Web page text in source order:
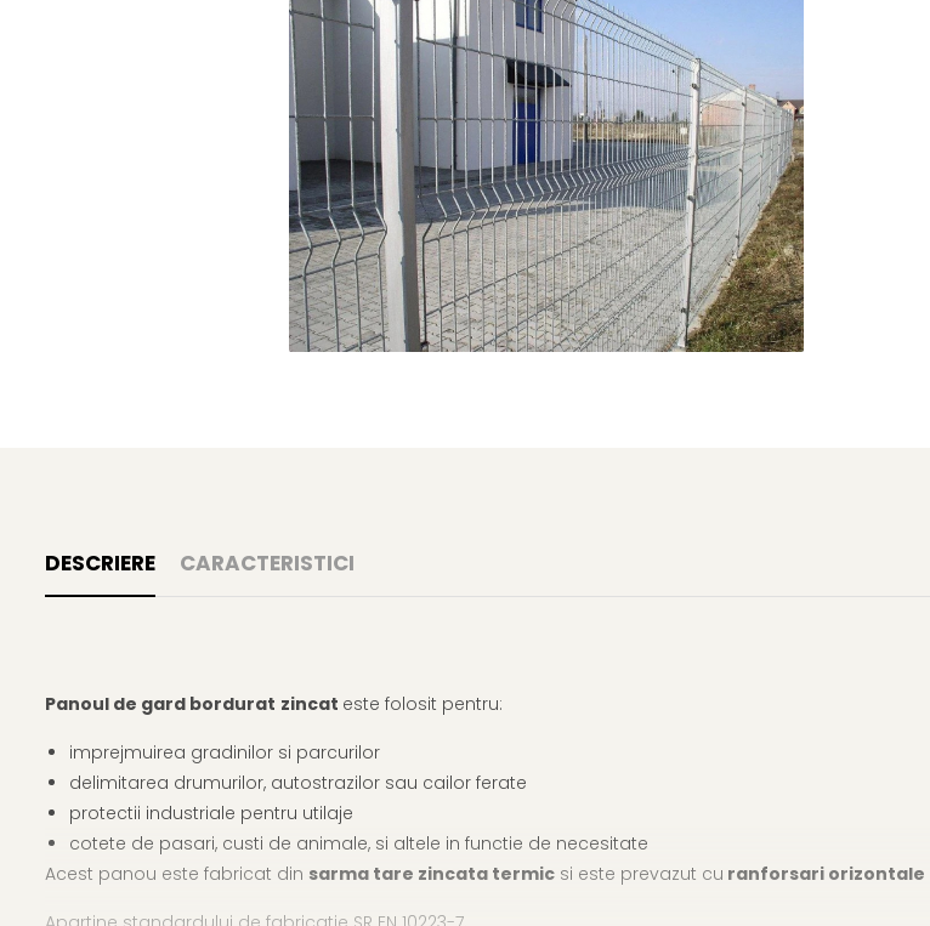
DESCRIERE CARACTERISTICI
Panoul de gard bordurat zincat este folosit pentru:
imprejmuirea gradinilor si parcurilor
delimitarea drumurilor, autostrazilor sau cailor ferate
protectii industriale pentru utilaje
cotete de pasari, custi de animale, si altele in functie de necesitate
Acest panou este fabricat din sarma tare zincata termic si este prevazut cu ranforsari orizontale